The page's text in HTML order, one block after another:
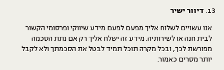
דיוור ישיר
אנו עשויים לשלוח אליך מפעם לפעם מידע שיווקי ופרסומי הקשור
לבית חנה או לשירותיה. מידע זה ישלח אליך רק אם נתת הסכמה
מפורשת לכך, ובכל מקרה תוכל תמיד לבטל את הסכמתך ולא לקבל
יותר מסרים כאמור.